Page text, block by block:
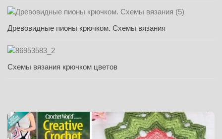
Древовидные пионы крючком. Схемы вязания
Схемы вязания крючком цветов